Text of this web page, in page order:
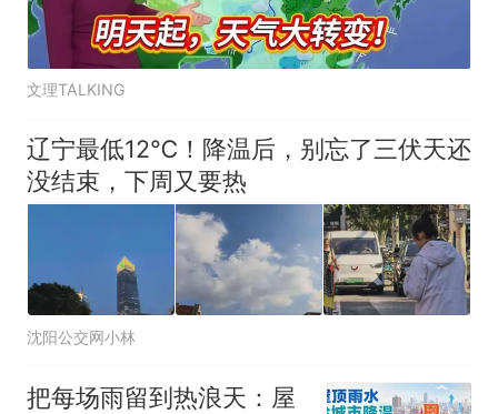
文理TALKING
辽宁最低12℃！降温后，别忘了三伏天还
没结束，下周又要热
沈阳公交网小林
把每场雨留到热浪天：屋